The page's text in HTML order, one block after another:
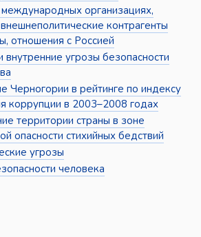
организациях,
контрагенты
отношения с Россией
угрозы безопасности
Черногории в рейтинге по индексу
коррупции в 2003–2008 годах
территории страны в зоне
опасности стихийных бедствий
угрозы
человека